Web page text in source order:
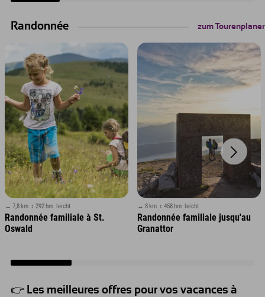
Randonnée zum Tourenplaner
↔ 7,8 km ↕ 292 hm leicht
Randonnée familiale à St.
Oswald
↔ 8 km ↕ 458 hm leicht
Randonnée familiale jusqu'au
Granattor
👉 Les meilleures offres pour vos vacances à